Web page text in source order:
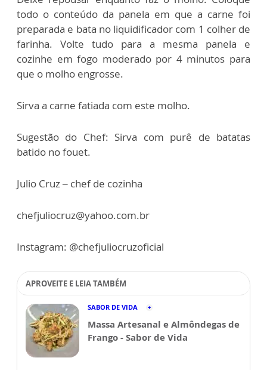
todo o conteúdo da panela em que a carne foi
preparada e bata no liquidificador com 1 colher de
farinha. Volte tudo para a mesma panela e
cozinhe em fogo moderado por 4 minutos para
que o molho engrosse.
Sirva a carne fatiada com este molho.
Sugestão do Chef: Sirva com purê de batatas
batido no fouet.
Julio Cruz – chef de cozinha
chefjuliocruz@yahoo.com.br
Instagram: @chefjuliocruzoficial
APROVEITE E LEIA TAMBÉM
SABOR DE VIDA
Massa Artesanal e Almôndegas de
Frango - Sabor de Vida